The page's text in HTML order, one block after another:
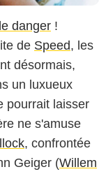
danger !
de Speed, les
désormais,
un luxueux
pourrait laisser
ne s'amuse
, confrontée
Geiger (Willem